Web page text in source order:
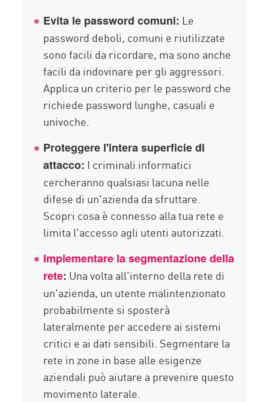
Evita le password comuni: Le
password deboli, comuni e riutilizzate
sono facili da ricordare, ma sono anche
facili da indovinare per gli aggressori.
Applica un criterio per le password che
richiede password lunghe, casuali e
univoche.
Proteggere l'intera superficie di
attacco: I criminali informatici
cercheranno qualsiasi lacuna nelle
difese di un'azienda da sfruttare.
Scopri cosa è connesso alla tua rete e
limita l'accesso agli utenti autorizzati.
Implementare la segmentazione della
rete: Una volta all'interno della rete di
un'azienda, un utente malintenzionato
probabilmente si sposterà
lateralmente per accedere ai sistemi
critici e ai dati sensibili. Segmentare la
rete in zone in base alle esigenze
aziendali può aiutare a prevenire questo
movimento laterale.